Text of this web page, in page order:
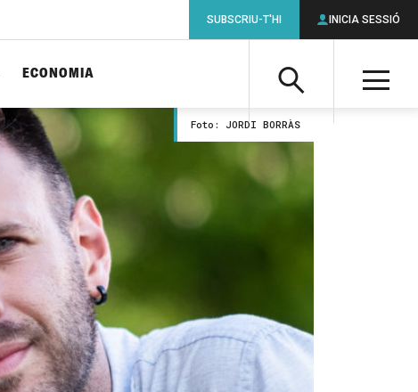
Cerca
Cerca
ECONOMIA
SUBSCRIU-T'HI INICIA SESSIÓ
Foto: JORDI BORRÀS